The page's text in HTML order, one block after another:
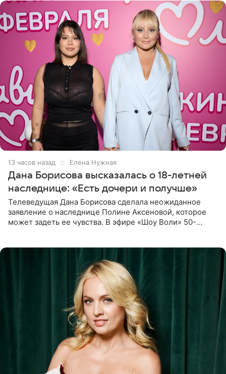
13 часов назад Елена Нужная
Дана Борисова высказалась о 18-летней
наследнице: «Есть дочери и получше»
Телеведущая Дана Борисова сделала неожиданное
заявление о наследнице Полине Аксеновой, которое
может задеть ее чувства. В эфире «Шоу Воли» 50-